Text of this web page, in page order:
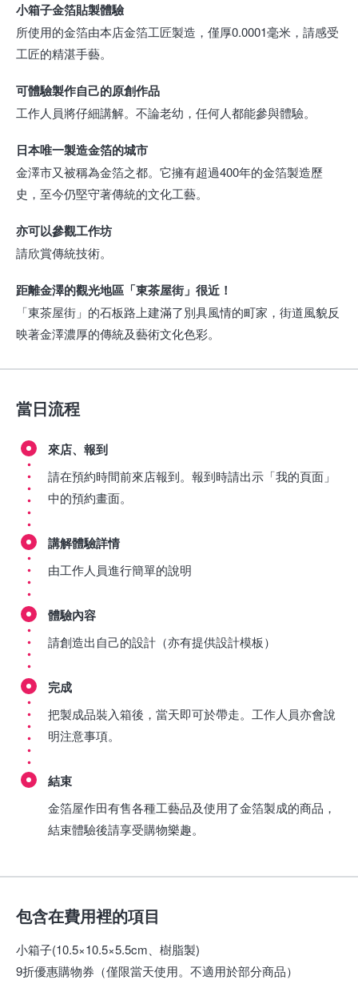
小箱子金箔貼製體驗
所使用的金箔由本店金箔工匠製造，僅厚0.0001毫米，請感受
工匠的精湛手藝。
可體驗製作自己的原創作品
工作人員將仔細講解。不論老幼，任何人都能參與體驗。
日本唯一製造金箔的城市
金澤市又被稱為金箔之都。它擁有超過400年的金箔製造歷
史，至今仍堅守著傳統的文化工藝。
亦可以參觀工作坊
請欣賞傳統技術。
距離金澤的觀光地區「東茶屋街」很近！
「東茶屋街」的石板路上建滿了別具風情的町家，街道風貌反
映著金澤濃厚的傳統及藝術文化色彩。
當日流程
來店、報到
請在預約時間前來店報到。報到時請出示「我的頁面」
中的預約畫面。
講解體驗詳情
由工作人員進行簡單的說明
體驗內容
請創造出自己的設計（亦有提供設計模板）
完成
把製成品裝入箱後，當天即可於帶走。工作人員亦會說
明注意事項。
結束
金箔屋作田有售各種工藝品及使用了金箔製成的商品，
結束體驗後請享受購物樂趣。
包含在費用裡的項目
小箱子(10.5×10.5×5.5cm、樹脂製)
9折優惠購物券（僅限當天使用。不適用於部分商品）